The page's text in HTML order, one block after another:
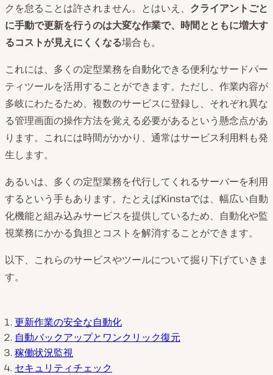
クを怠ることは許されません。とはいえ、 クライアントごと
に手動で更新を行うのは大変な作業で、時間とともに増大す
るコストが見えにくくなる場合も。
これには、多くの定型業務を自動化できる便利なサードパー
ティツールを活用することができます。ただし、作業内容が
多岐にわたるため、複数のサービスに登録し、それぞれ異な
る管理画面の操作方法を覚える必要があるという懸念点があ
ります。これには時間がかかり、通常はサービス利用料も発
生します。
あるいは、多くの定型業務を代行してくれるサーバーを利用
するという手もあります。たとえばKinstaでは、幅広い自動
化機能と組み込みサービスを提供しているため、自動化や監
視業務にかかる負担とコストを解消することができます。
以下、これらのサービスやツールについて掘り下げていきま
す。
更新作業の安全な自動化
自動バックアップとワンクリック復元
稼働状況監視
セキュリティチェック